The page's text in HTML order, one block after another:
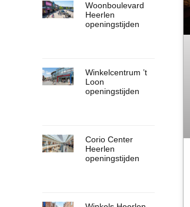
Woonboulevard
Heerlen
openingstijden
Winkelcentrum ’t
Loon
openingstijden
Corio Center
Heerlen
openingstijden